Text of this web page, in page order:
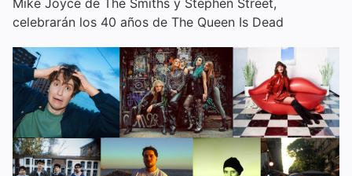
Mike Joyce de The Smiths y Stephen Street,
celebrarán los 40 años de The Queen Is Dead